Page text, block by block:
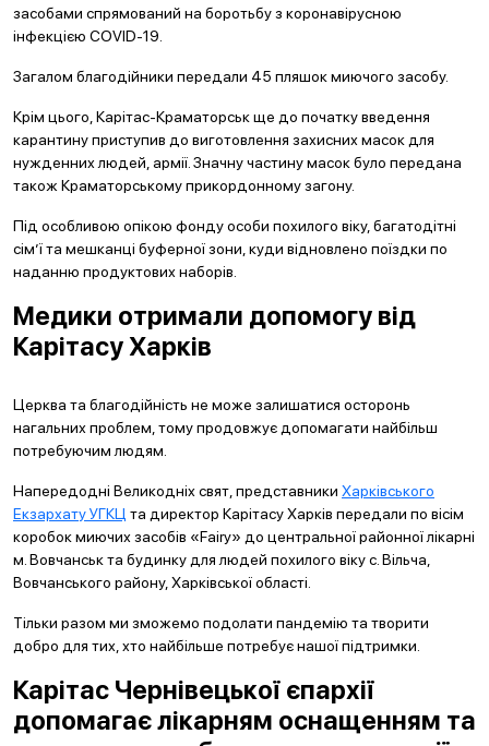
засобами спрямований на боротьбу з коронавірусною
інфекцією COVID-19.
Загалом благодійники передали 45 пляшок миючого засобу.
Крім цього, Карітас-Краматорськ ще до початку введення
карантину приступив до виготовлення захисних масок для
нужденних людей, армії. Значну частину масок було передана
також Краматорському прикордонному загону.
Під особливою опікою фонду особи похилого віку, багатодітні
сім’ї та мешканці буферної зони, куди відновлено поїздки по
наданню продуктових наборів.
Медики отримали допомогу від
Карітасу Харків
Церква та благодійність не може залишатися осторонь
нагальних проблем, тому продовжує допомагати найбільш
потребуючим людям.
Напередодні Великодніх свят, представники Харківського
Екзархату УГКЦ та директор Карітасу Харків передали по вісім
коробок миючих засобів «Fairy» до центральної районної лікарні
м. Вовчанськ та будинку для людей похилого віку с. Вільча,
Вовчанського району, Харківської області.
Тільки разом ми зможемо подолати пандемію та творити
добро для тих, хто найбільше потребує нашої підтримки.
Карітас Чернівецької єпархії
допомагає лікарням оснащенням та